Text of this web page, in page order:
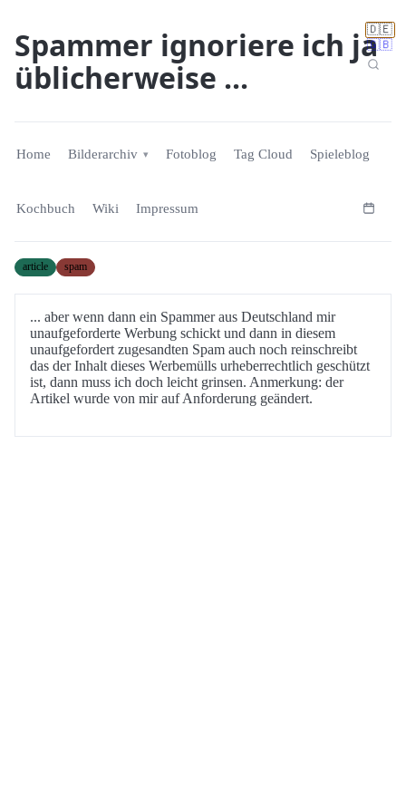
🇩🇪
🇬🇧
Spammer ignoriere ich ja
üblicherweise ...
Home Bilderarchiv Fotoblog Tag Cloud Spieleblog
Kochbuch Wiki Impressum
article spam
... aber wenn dann ein Spammer aus Deutschland mir
unaufgeforderte Werbung schickt und dann in diesem
unaufgefordert zugesandten Spam auch noch reinschreibt
das der Inhalt dieses Werbemülls urheberrechtlich geschützt
ist, dann muss ich doch leicht grinsen. Anmerkung: der
Artikel wurde von mir auf Anforderung geändert.